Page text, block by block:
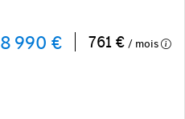
990 € 761 € / mois